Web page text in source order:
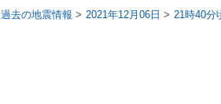
過去の地震情報 2021年12月06日 21時40分